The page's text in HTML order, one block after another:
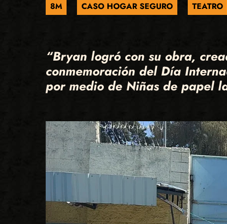
8M CASO HOGAR SEGURO TEATRO
“Bryan logró con su obra,
conmemoración del Día
por medio de Niñas de papel